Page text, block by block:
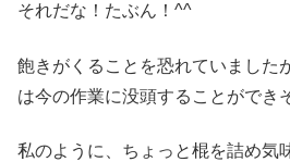
それだな！たぶん！^^
飽きがくることを恐れていました
は今の作業に没頭することができ
私のように、ちょっと棍を詰め気